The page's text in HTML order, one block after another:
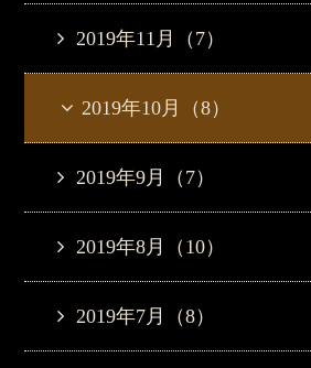
2019年11月（7）
2019年10月（8）
2019年9月（7）
2019年8月（10）
2019年7月（8）